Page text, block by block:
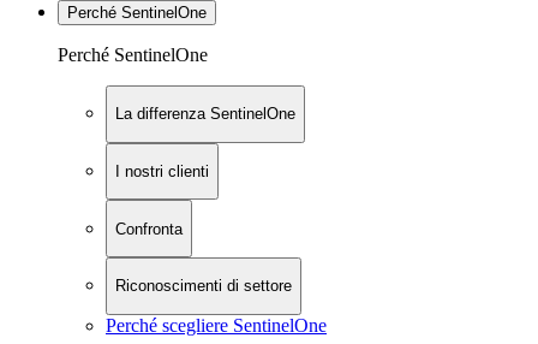
Perché SentinelOne
Perché SentinelOne
La differenza SentinelOne
I nostri clienti
Confronta
Riconoscimenti di settore
Perché scegliere SentinelOne